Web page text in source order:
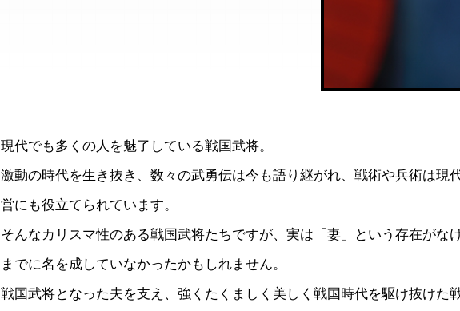
現代でも多くの人を魅了している戦国武将。
激動の時代を生き抜き、数々の武勇伝は今も語り継がれ、戦術や兵術は現
営にも役立てられています。
そんなカリスマ性のある戦国武将たちですが、実は「妻」という存在がな
までに名を成していなかったかもしれません。
戦国武将となった夫を支え、強くたくましく美しく戦国時代を駆け抜けた